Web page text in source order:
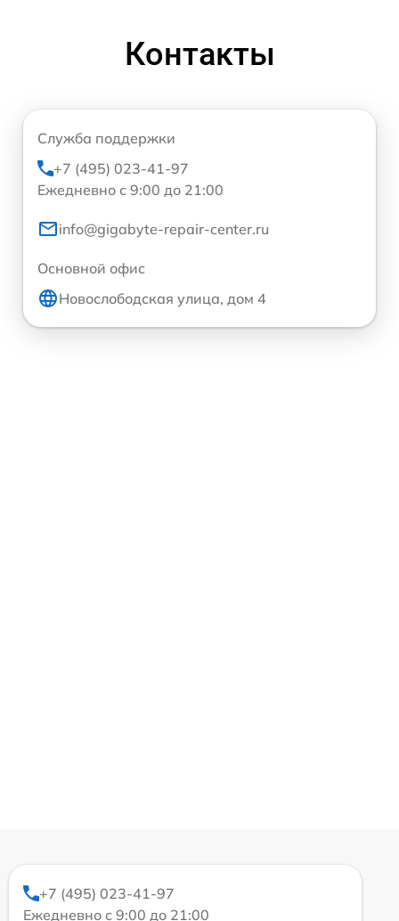
Контакты
Служба поддержки
+7 (495) 023-41-97
Ежедневно с 9:00 до 21:00
info@gigabyte-repair-center.ru
Основной офис
Новослободская улица, дом 4
+7 (495) 023-41-97
Ежедневно с 9:00 до 21:00